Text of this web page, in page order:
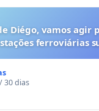
Diégo, vamos agir
ferroviárias
30 dias